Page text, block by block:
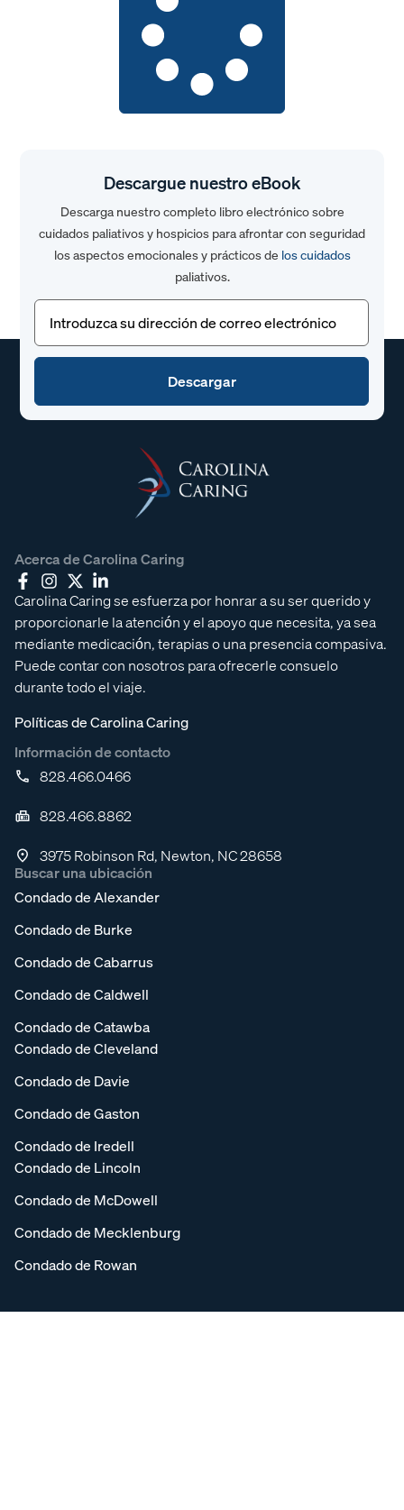
Descargue nuestro eBook
Descarga nuestro completo libro electrónico sobre
cuidados paliativos y hospicios para afrontar con seguridad
los aspectos emocionales y prácticos de los cuidados
paliativos.
Correo
electrónico(Obligatorio)
Acerca de Carolina Caring
Carolina Caring se esfuerza por honrar a su ser querido y
proporcionarle la atención y el apoyo que necesita, ya sea
mediante medicación, terapias o una presencia compasiva.
Puede contar con nosotros para ofrecerle consuelo
durante todo el viaje.
Políticas de Carolina Caring
Información de contacto
828.466.0466
828.466.8862
3975 Robinson Rd, Newton, NC 28658
Buscar una ubicación
Condado de Alexander
Condado de Burke
Condado de Cabarrus
Condado de Caldwell
Condado de Catawba
Condado de Cleveland
Condado de Davie
Condado de Gaston
Condado de Iredell
Condado de Lincoln
Condado de McDowell
Condado de Mecklenburg
Condado de Rowan